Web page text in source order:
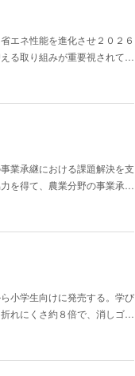
エネ性能を進化させ２０２６
る取り組みが重要視されて…
業承継における課題解決を支
を得て、農業分野の事業承…
小学生向けに発売する。学び
れにくさ約８倍で、消しゴ…